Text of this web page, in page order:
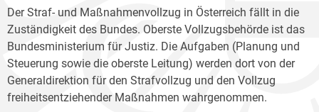
Der Straf- und Maßnahmenvollzug in Österreich fällt in die
Zuständigkeit des Bundes. Oberste Vollzugsbehörde ist das
Bundesministerium für Justiz. Die Aufgaben (Planung und
Steuerung sowie die oberste Leitung) werden dort von der
Generaldirektion für den Strafvollzug und den Vollzug
freiheitsentziehender Maßnahmen wahrgenommen.